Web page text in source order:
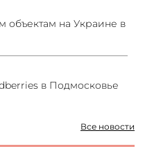
Все новости
объектам на Украине в
в Подмосковье
допускает применение